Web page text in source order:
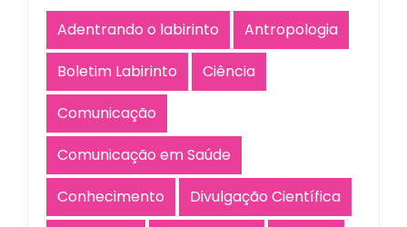
Adentrando o labirinto
Antropologia
Boletim Labirinto
Ciência
Comunicação
Comunicação em Saúde
Conhecimento
Divulgação Científica